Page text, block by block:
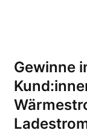
Gewinne